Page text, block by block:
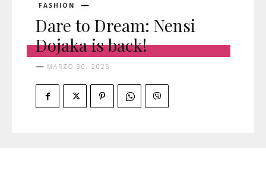
FASHION
Dare to Dream: Nensi
Dojaka is back!
MARZO 30, 2025